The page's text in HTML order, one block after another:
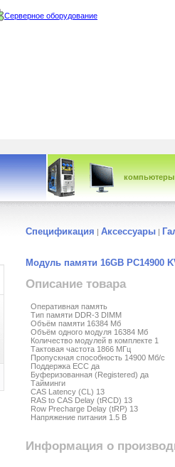
Серверное оборудование
компьютеры
Спецификация | Аксессуары |
Модуль памяти 16GB PC14900
Описание товара
Оперативная память
Тип памяти DDR-3 DIMM
Объём памяти 16384 Мб
Объём одного модуля 16384 Мб
Количество модулей в комплекте 1
Тактовая частота 1866 МГц
Пропускная способность 14900 Мб/с
Поддержка ECC да
Буферизованная (Registered) да
Тайминги
CAS Latency (CL) 13
RAS to CAS Delay (tRCD) 13
Row Precharge Delay (tRP) 13
Напряжение питания 1.5 В
Информация о